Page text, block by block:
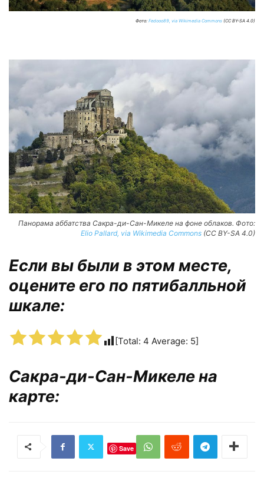
Фото: Fedooo89, via Wikimedia Commons (CC BY-SA 4.0)
Панорама аббатства Сакра-ди-Сан-Микеле на фоне облаков. Фото:
Elio Pallard, via Wikimedia Commons (CC BY-SA 4.0)
Если вы были в этом месте,
оцените его по пятибалльной
шкале:
[Total: 4 Average: 5]
Сакра-ди-Сан-Микеле на
карте:
Save